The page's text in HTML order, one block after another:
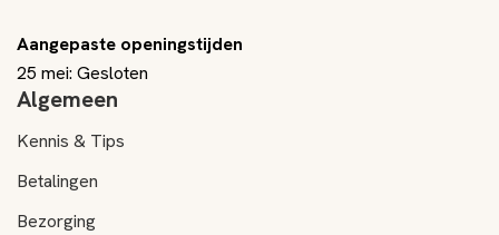
Aangepaste openingstijden
25 mei: Gesloten
Algemeen
Kennis & Tips
Betalingen
Bezorging